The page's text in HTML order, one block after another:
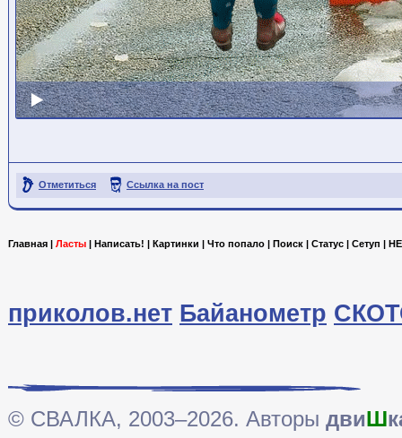
Отметиться Ссылка на пост
Главная | Ласты | Написать! | Картинки | Что попало | Поиск | Статус | Сетуп |
приколов.нет Байанометр
© СВАЛКА, 2003–2026. Авторы двиШ